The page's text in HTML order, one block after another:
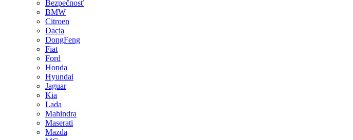
Bezpečnosť
BMW
Citroen
Dacia
DongFeng
Fiat
Ford
Honda
Hyundai
Jaguar
Kia
Lada
Mahindra
Maserati
Mazda